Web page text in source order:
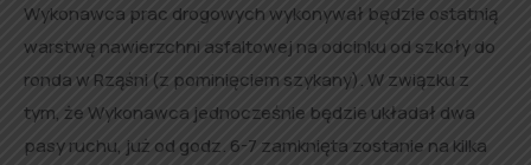
Wykonawca prac drogowych wykonywał będzie ostatnią
warstwę nawierzchni asfaltowej na odcinku od szkoły do
ronda w Rząśni (z pominięciem szykany). W związku z
tym, że Wykonawca jednocześnie będzie układał dwa
pasy ruchu, już od godz. 6-7 zamknięta zostanie na kilka